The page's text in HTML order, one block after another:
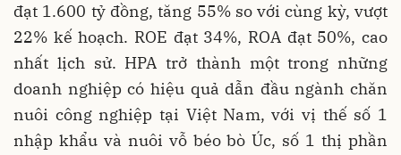
đạt 1.600 tỷ đồng, tăng 55% so với cùng kỳ, vượt
22% kế hoạch. ROE đạt 34%, ROA đạt 50%, cao
nhất lịch sử. HPA trở thành một trong những
doanh nghiệp có hiệu quả dẫn đầu ngành chăn
nuôi công nghiệp tại Việt Nam, với vị thế số 1
nhập khẩu và nuôi vỗ béo bò Úc, số 1 thị phần